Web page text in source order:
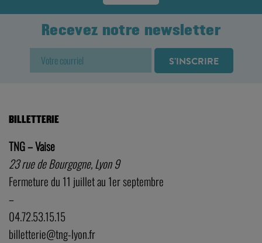
Recevez notre newsletter
BILLETTERIE
TNG – Vaise
23 rue de Bourgogne, Lyon 9
Fermeture du 11 juillet au 1er septembre
–
04.72.53.15.15
billetterie@tng-lyon.fr